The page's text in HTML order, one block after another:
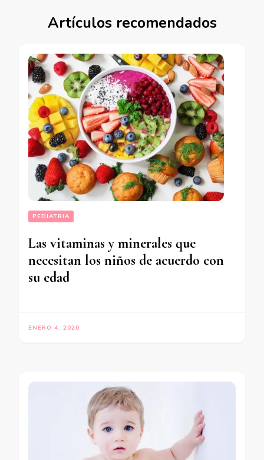
Artículos recomendados
PEDIATRIA
Las vitaminas y minerales que
necesitan los niños de acuerdo con
su edad
ENERO 4, 2020